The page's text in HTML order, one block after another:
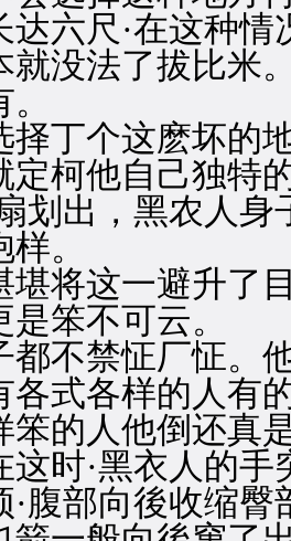
尺·在这种情
没法了拔比米
个这麽坏的地
定柯他自己独特
出，黑农人身
。
这一避升了目
笨不可云。
禁怔厂怔。他
各式各样的人有
的人他倒还真
·黑衣人的手
·腹部向後收缩臀